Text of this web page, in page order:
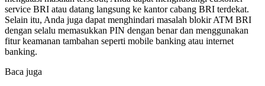
service BRI atau datang langsung ke kantor cabang BRI terdekat.
Selain itu, Anda juga dapat menghindari masalah blokir ATM BRI
dengan selalu memasukkan PIN dengan benar dan menggunakan
fitur keamanan tambahan seperti mobile banking atau internet
banking.
Baca juga